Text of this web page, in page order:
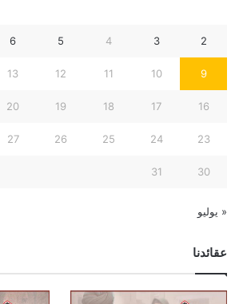
2
3
4
5
6
9
10
11
12
13
16
17
18
19
20
23
24
25
26
27
30
31
« يوليو
عقائدنا